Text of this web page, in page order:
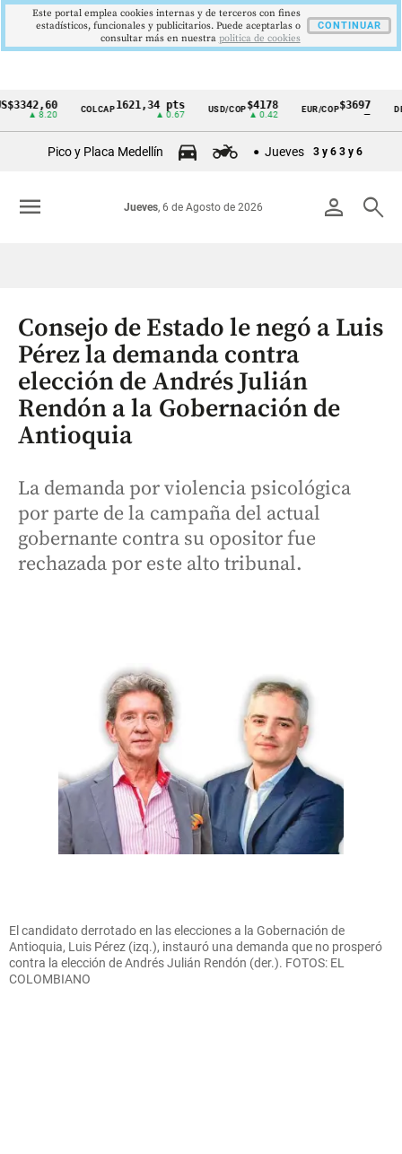
Cintillo
Colombia
COLCAP1621,34 pts USD/COP$4178
▲ 0.42
EUR/COP$3697
—
Pico y Placa Medellín Jueves 3 y 6 3 y 6
person search
Jueves, 6 de Agosto de 2026
menu
Consejo de Estado le negó a Luis
Pérez la demanda contra
elección de Andrés Julián
Rendón a la Gobernación de
Antioquia
La demanda por violencia psicológica
por parte de la campaña del actual
gobernante contra su opositor fue
rechazada por este alto tribunal.
El candidato derrotado en las elecciones a la Gobernación de
Antioquia, Luis Pérez (izq.), instauró una demanda que no prosperó
contra la elección de Andrés Julián Rendón (der.). FOTOS: EL
COLOMBIANO
Este portal emplea cookies internas y de terceros con fines
estadísticos, funcionales y publicitarios. Puede aceptarlas o
consultar más en nuestra politica de cookies
CONTINUAR